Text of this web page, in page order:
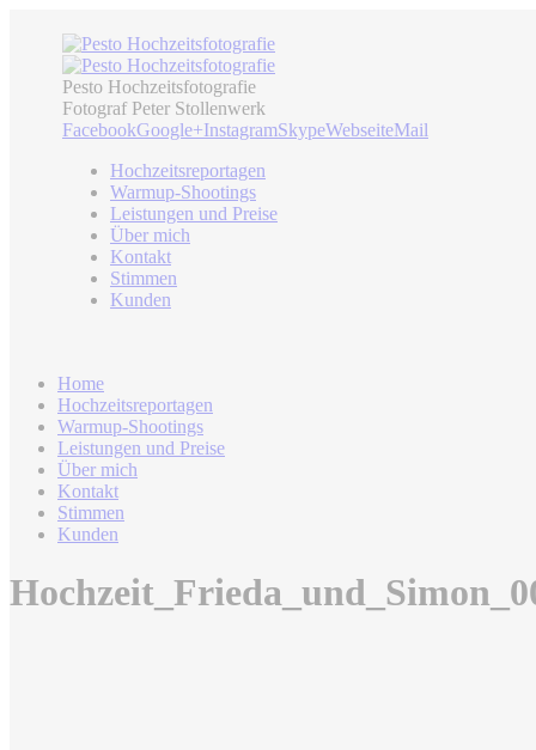
Pesto Hochzeitsfotografie
Fotograf Peter Stollenwerk
FacebookGoogle+InstagramSkypeWebseiteMail
Hochzeitsreportagen
Warmup-Shootings
Leistungen und Preise
Über mich
Kontakt
Stimmen
Kunden
Home
Hochzeitsreportagen
Warmup-Shootings
Leistungen und Preise
Über mich
Kontakt
Stimmen
Kunden